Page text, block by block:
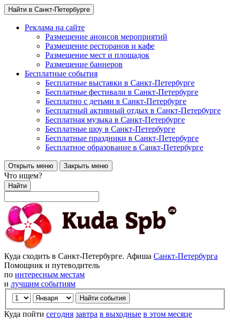
Найти в Санкт-Петербурге
Реклама на сайте
Размещение анонсов мероприятий
Размещение ресторанов и кафе
Размещение мест и площадок
Размещение баннеров
Бесплатные события
Бесплатные выставки в Санкт-Петербурге
Бесплатные фестивали в Санкт-Петербурге
Бесплатно с детьми в Санкт-Петербурге
Бесплатный активный отдых в Санкт-Петербурге
Бесплатная музыка в Санкт-Петербурге
Бесплатные шоу в Санкт-Петербурге
Бесплатные праздники в Санкт-Петербурге
Бесплатное образование в Санкт-Петербурге
Открыть меню Закрыть меню
Что ищем?
Найти
Куда сходить в Санкт-Петербурге. Афиша Санкт-Петербурга
Помощник и путеводитель
по интересным местам
и лучшим событиям
Куда пойти сегодня завтра в выходные в этом месяце